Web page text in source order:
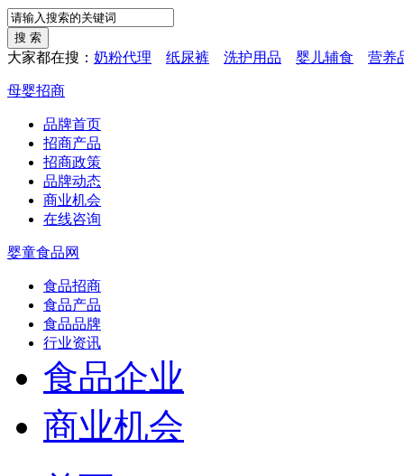
大家都在搜： 奶粉代理 纸尿裤 洗护用品 婴儿辅食 营养
母婴招商
品牌首页
招商产品
招商政策
品牌动态
商业机会
在线咨询
婴童食品网
食品招商
食品产品
食品品牌
行业资讯
食品企业
商业机会